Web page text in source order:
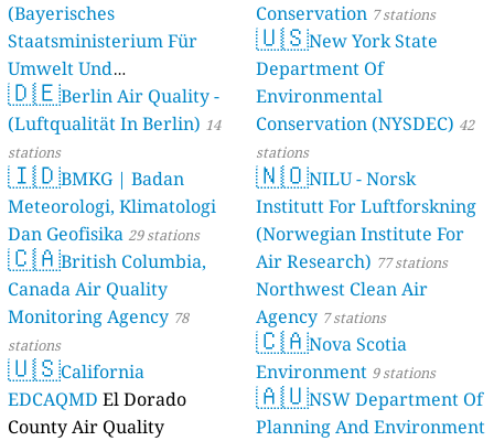
(Bayerisches
Staatsministerium Für
Umwelt Und
Verbraucherschutz) - LfU
46 stations
🇩🇪Berlin Air Quality -
(Luftqualität In Berlin) 14
stations
🇮🇩BMKG | Badan
Meteorologi, Klimatologi
Dan Geofisika 29 stations
🇨🇦British Columbia,
Canada Air Quality
Monitoring Agency 78
stations
🇺🇸California
EDCAQMD El Dorado
County Air Quality
Conservation 7 stations
🇺🇸New York State
Department Of
Environmental
Conservation (NYSDEC) 42
stations
🇳🇴NILU - Norsk
Institutt For Luftforskning
(Norwegian Institute For
Air Research) 77 stations
Northwest Clean Air
Agency 7 stations
🇨🇦Nova Scotia
Environment 9 stations
🇦🇺NSW Department Of
Planning And Environment